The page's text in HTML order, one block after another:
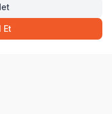
Hızlı Teslimat
EKLE
/ KOCAELİ
Et